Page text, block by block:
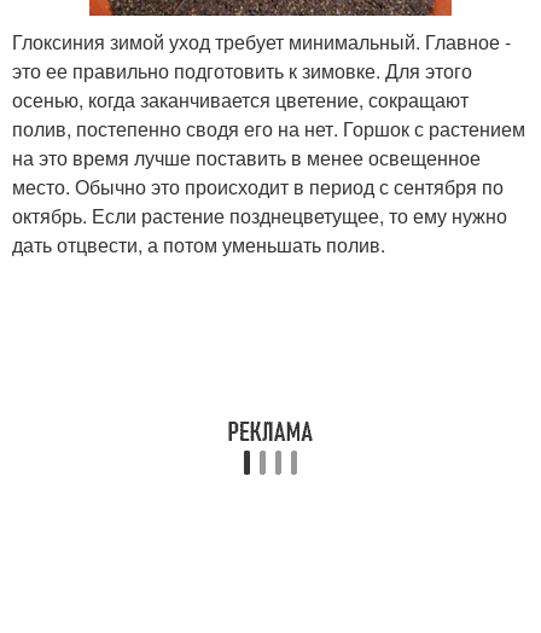
Глоксинии в горшках
Глоксиния в домашних
условиях
Место для глоксиний
Глоксиния зимой уход требует минимальный. Главное -
это ее правильно подготовить к зимовке. Для этого
осенью, когда заканчивается цветение, сокращают
полив, постепенно сводя его на нет. Горшок с растением
на это время лучше поставить в менее освещенное
место. Обычно это происходит в период с сентября по
октябрь. Если растение позднецветущее, то ему нужно
дать отцвести, а потом уменьшать полив.